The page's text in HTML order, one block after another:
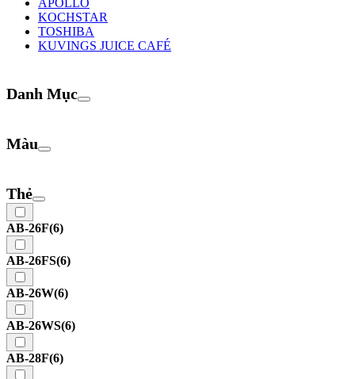
KOCHSTAR
TOSHIBA
KUVINGS JUICE CAFÉ
Danh Mục
Màu
Thẻ
AB-26F(6)
AB-26FS(6)
AB-26W(6)
AB-26WS(6)
AB-28F(6)